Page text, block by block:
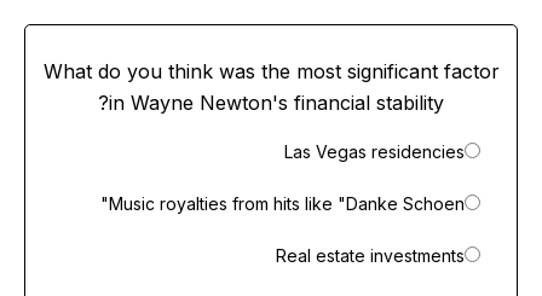
What do you think was the most significant
in Wayne Newton's financial stability?
Las Vegas residencies
Music royalties from hits like "Danke Schoen"
Real estate investments